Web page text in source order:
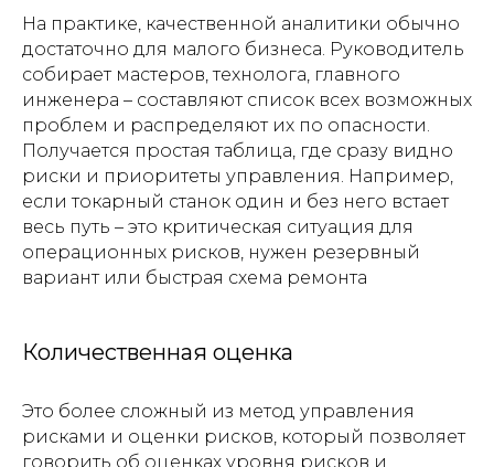
На практике, качественной аналитики обычно
достаточно для малого бизнеса. Руководитель
собирает мастеров, технолога, главного
инженера – составляют список всех возможных
проблем и распределяют их по опасности.
Получается простая таблица, где сразу видно
риски и приоритеты управления. Например,
если токарный станок один и без него встает
весь путь – это критическая ситуация для
операционных рисков, нужен резервный
вариант или быстрая схема ремонта
Количественная оценка
Это более сложный из метод управления
рисками и оценки рисков, который позволяет
говорить об оценках уровня рисков и